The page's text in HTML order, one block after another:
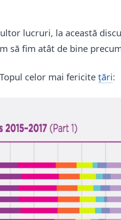
lucruri, la această
să fim atât de bine
celor mai fericite țări: